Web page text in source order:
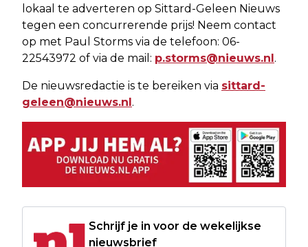
lokaal te adverteren op Sittard-Geleen Nieuws
tegen een concurrerende prijs! Neem contact
op met Paul Storms via de telefoon: 06-
22543972 of via de mail: p.storms@nieuws.nl.
De nieuwsredactie is te bereiken via sittard-
geleen@nieuws.nl.
Schrijf je in voor de wekelijkse
nieuwsbrief